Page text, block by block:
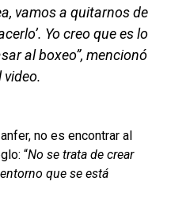
vamos a quitarnos de
Yo creo que es lo
al boxeo”, mencionó
video.
no es encontrar al
“No se trata de crear
que se está